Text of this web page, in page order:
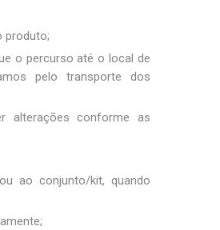
produto;
o percurso até o local de
pelo transporte dos
alterações conforme as
ao conjunto/kit, quando